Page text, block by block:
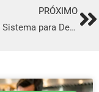
PRÓXIMO
O Melhor Sistema para Delivery em Abaetetuba